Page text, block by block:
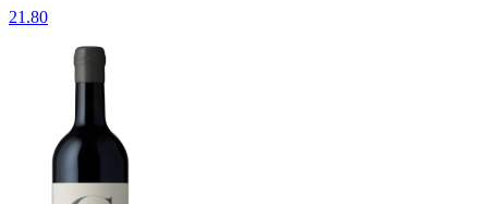
21.80